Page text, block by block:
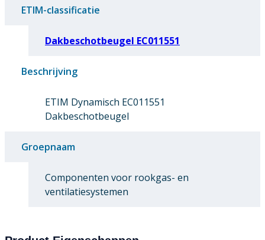
ETIM-classificatie
Dakbeschotbeugel EC011551
Beschrijving
ETIM Dynamisch EC011551
Dakbeschotbeugel
Groepnaam
Componenten voor rookgas- en
ventilatiesystemen